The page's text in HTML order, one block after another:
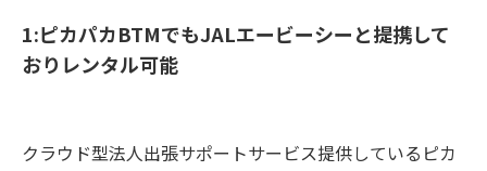
1:ピカパカBTMでもJALエービーシーと提携して
おりレンタル可能
クラウド型法人出張サポートサービス提供しているピカ